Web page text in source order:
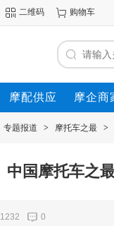
二维码 购物车
摩配供应 摩企商
专题报道 > 摩托车之最 >
中国摩托车之
1232 0